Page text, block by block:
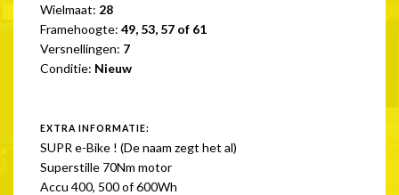
Wielmaat: 28
Framehoogte: 49, 53, 57 of 61
Versnellingen: 7
Conditie: Nieuw
EXTRA INFORMATIE:
SUPR e-Bike ! (De naam zegt het al)
Superstille 70Nm motor
Accu 400, 500 of 600Wh